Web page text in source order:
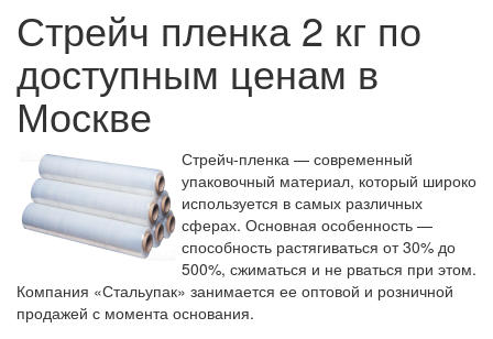
Стрейч пленка 2 кг по
доступным ценам в
Москве
Стрейч-пленка — современный
упаковочный материал, который широко
используется в самых различных
сферах. Основная особенность —
способность растягиваться от 30% до
500%, сжиматься и не рваться при этом.
Компания «Стальупак» занимается ее оптовой и розничной
продажей с момента основания.